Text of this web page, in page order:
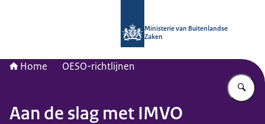
Ministerie van Buitenlandse
Zaken
Home OESO-richtlijnen
Aan de slag met IMVO